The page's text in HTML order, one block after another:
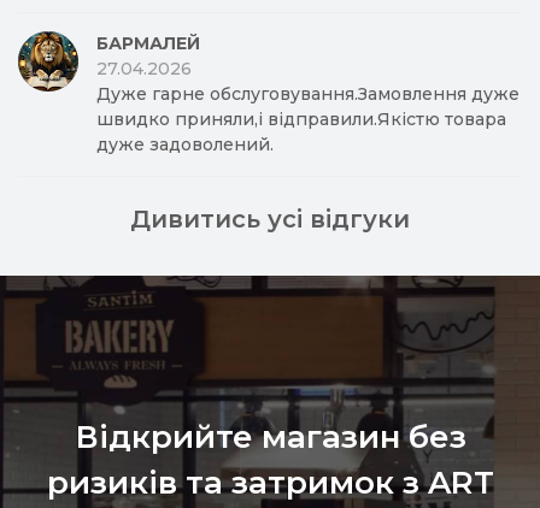
БАРМАЛЕЙ
27.04.2026
Дуже гарне обслуговування.Замовлення дуже
швидко приняли,і відправили.Якістю товара
дуже задоволений.
Дивитись усі відгуки
Відкрийте магазин без
ризиків та затримок з ART